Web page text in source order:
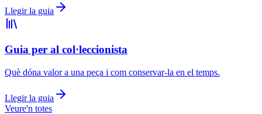
Llegir la guia
Guia per al col·leccionista
Què dóna valor a una peça i com conservar-la en el temps.
Llegir la guia
Veure'n totes